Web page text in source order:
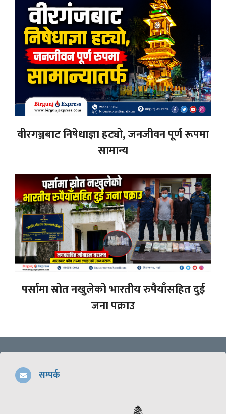
वीरगञ्जबाट निषेधाज्ञा हट्यो, जनजीवन पूर्ण रूपमा
सामान्य
पर्सामा स्रोत नखुलेको भारतीय रुपैयाँसहित दुई
जना पक्राउ
सम्पर्क